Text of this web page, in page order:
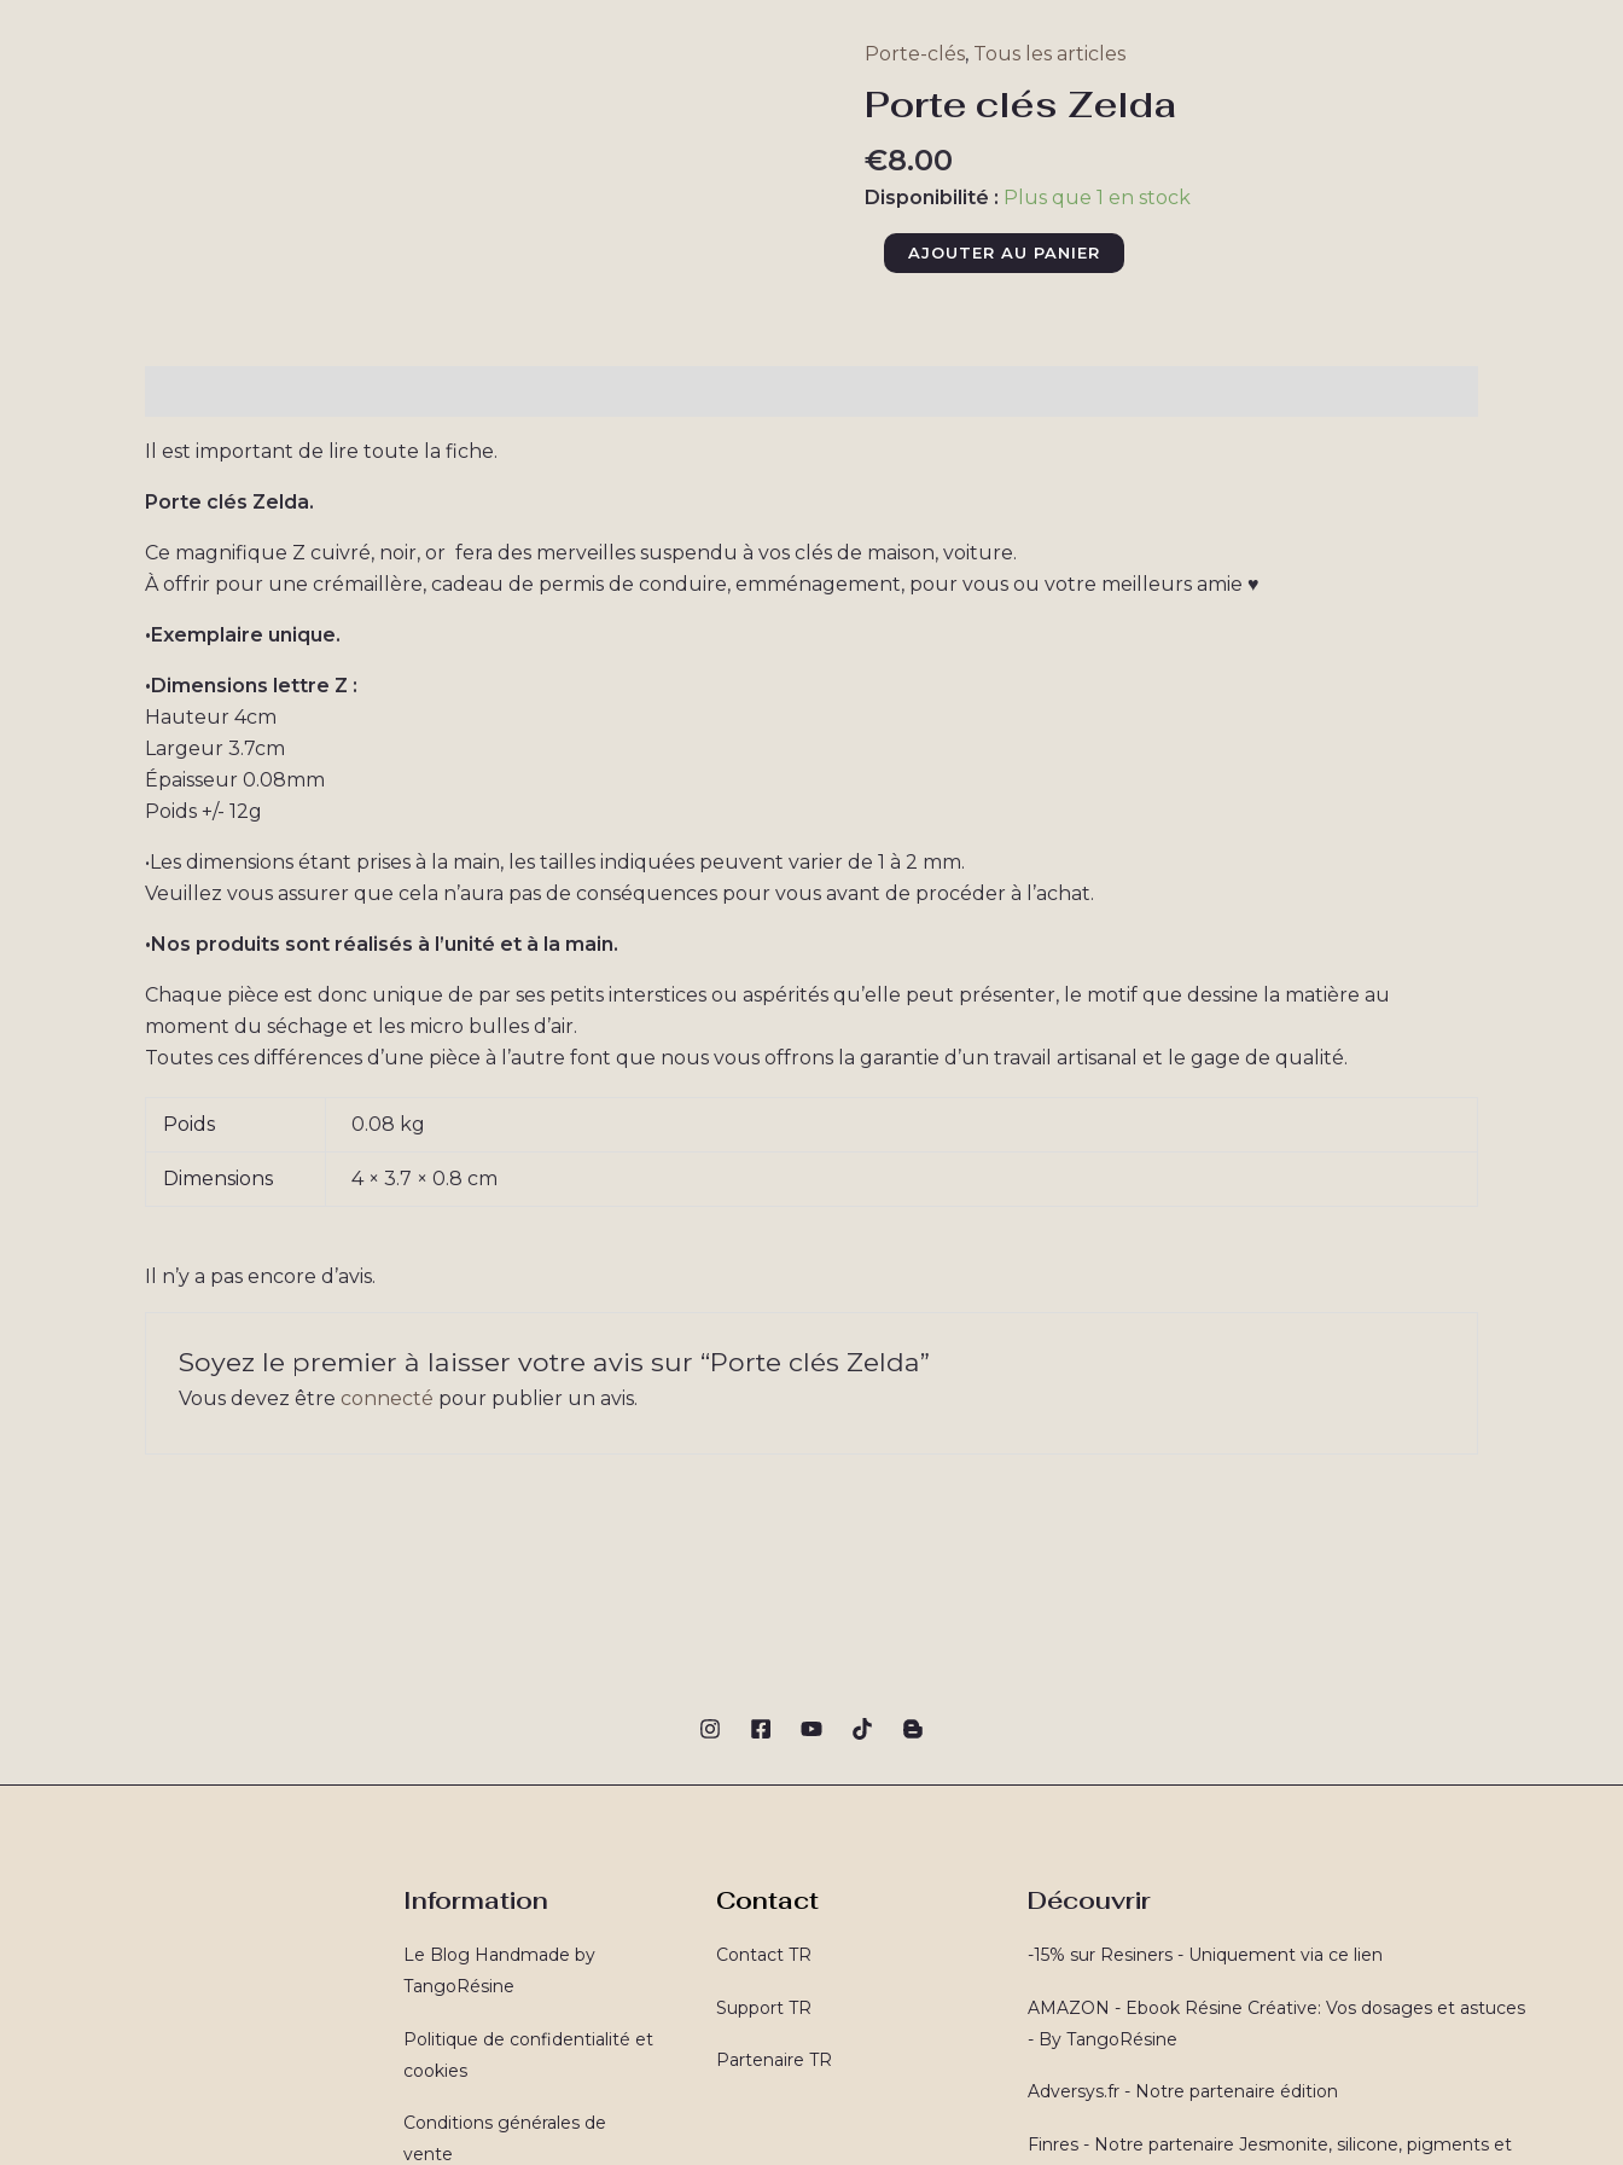
Porte-clés, Tous les articles
Porte clés Zelda
€8.00
Disponibilité : Plus que 1 en stock
quantité
de
AJOUTER AU PANIER
Il est important de lire toute la fiche.
Porte clés Zelda.
Ce magnifique Z cuivré, noir, or fera des merveilles suspendu à vos clés de maison, voiture.
À offrir pour une crémaillère, cadeau de permis de conduire, emménagement, pour vous ou votre meilleurs amie ♥
•Exemplaire unique.
•Dimensions lettre Z :
Hauteur 4cm
Largeur 3.7cm
Épaisseur 0.08mm
Poids +/- 12g
•Les dimensions étant prises à la main, les tailles indiquées peuvent varier de 1 à 2 mm.
Veuillez vous assurer que cela n’aura pas de conséquences pour vous avant de procéder à l’achat.
•Nos produits sont réalisés à l’unité et à la main.
Chaque pièce est donc unique de par ses petits interstices ou aspérités qu’elle peut présenter, le motif que dessine la matière au
moment du séchage et les micro bulles d’air.
Toutes ces différences d’une pièce à l’autre font que nous vous offrons la garantie d’un travail artisanal et le gage de qualité.
Poids 0.08 kg
Dimensions 4 × 3.7 × 0.8 cm
Il n’y a pas encore d’avis.
Soyez le premier à laisser votre avis sur “Porte clés Zelda”
Vous devez être connecté pour publier un avis.
Information
Le Blog Handmade by
TangoRésine
Politique de confidentialité et
cookies
Conditions générales de
vente
Contact
Contact TR
Support TR
Partenaire TR
Découvrir
-15% sur Resiners - Uniquement via ce lien
AMAZON - Ebook Résine Créative: Vos dosages et astuces
- By TangoRésine
Adversys.fr - Notre partenaire édition
Finres - Notre partenaire Jesmonite, silicone, pigments et